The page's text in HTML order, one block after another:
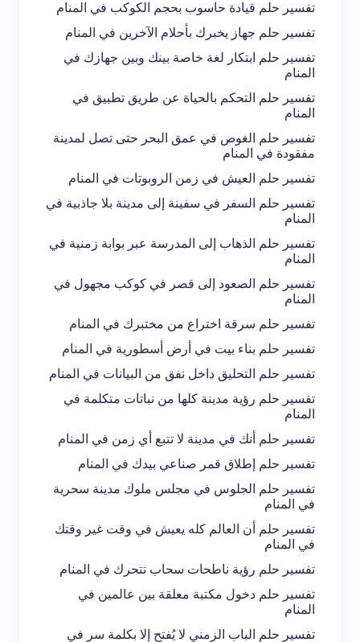
احفظ اسمي والبريد الإلكتروني في هذا المتصفح
لاستخدامه في المرة المقبلة في تعليقي.
تفسير حلم قيادة حاسوب بحجم الكوكب في المنام
تفسير حلم جهاز يخبرك بأحلام الآخرين في المنام
تفسير حلم ابتكار لغة خاصة بينك وبين جهازك في
المنام
تفسير حلم التحكم بالحياة عن طريق تطبيق في
المنام
تفسير حلم الغوص في عمق البحر حتى تصل لمدينة
مفقودة في المنام
تفسير حلم العيش في زمن الروبوتات في المنام
تفسير حلم السفر في سفينة إلى مدينة بلا جاذبية في
المنام
تفسير حلم الذهاب إلى المدرسة عبر بوابة زمنية في
المنام
تفسير حلم الصعود إلى قصر في كوكب مجهول في
المنام
تفسير حلم سرقة اختراع من مختبرك في المنام
تفسير حلم بناء بيت في أرض أسطورية في المنام
تفسير حلم التحليق داخل نفق من البيانات في المنام
تفسير حلم رؤية مدينة كلها من نباتات متكلمة في
المنام
تفسير حلم أنك في مدينة لا تتبع أي زمن في المنام
تفسير حلم إطلاق قمر صناعي بيدك في المنام
تفسير حلم الجلوس في مجلس ملوك مدينة سحرية
في المنام
تفسير حلم أن العالم كله يعيش في وقت غير وقتك
في المنام
تفسير حلم رؤية ناطحات سحاب تتحرك في المنام
تفسير حلم دخول مكتبة معلقة بين عالمين في
المنام
تفسير حلم الباب الزمني لا يُفتح إلا بكلمة سر في